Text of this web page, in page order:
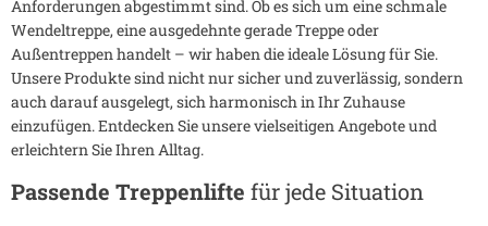
Anforderungen abgestimmt sind. Ob es sich um eine schmale
Wendeltreppe, eine ausgedehnte gerade Treppe oder
Außentreppen handelt – wir haben die ideale Lösung für Sie.
Unsere Produkte sind nicht nur sicher und zuverlässig, sondern
auch darauf ausgelegt, sich harmonisch in Ihr Zuhause
einzufügen. Entdecken Sie unsere vielseitigen Angebote und
erleichtern Sie Ihren Alltag.
Passende Treppenlifte für jede Situation